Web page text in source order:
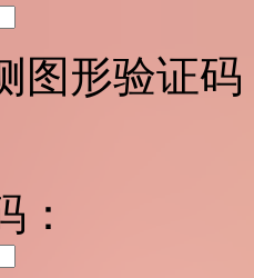
图形验证码
：